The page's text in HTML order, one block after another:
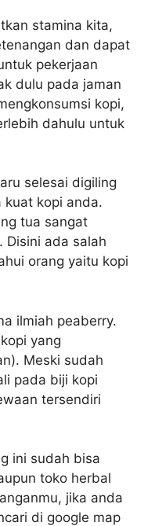
stamina kita,
dan dapat
pekerjaan
dulu pada jaman
kopi,
dahulu untuk
selesai digiling
kuat kopi anda.
tua sangat
Disini ada salah
orang yaitu kopi
ilmiah peaberry.
yang
Meski sudah
pada biji kopi
tersendiri
ini sudah bisa
toko herbal
jika anda
di google map